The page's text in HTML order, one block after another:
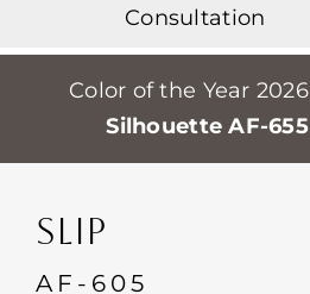
Professionals
Stores
События
Consultation
Color of the Year 2026
Silhouette AF-655
SLIP
AF-605